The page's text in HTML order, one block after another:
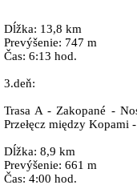
Dĺžka: 13,8 km
Prevýšenie: 747 m
Čas: 6:13 hod.
3.deň:
Trasa A - Zakopané -
Przełęcz między Kopami
Dĺžka: 8,9 km
Prevýšenie: 661 m
Čas: 4:00 hod.